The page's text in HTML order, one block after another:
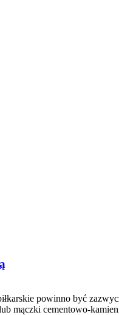
powinno być
mączki cementowo-